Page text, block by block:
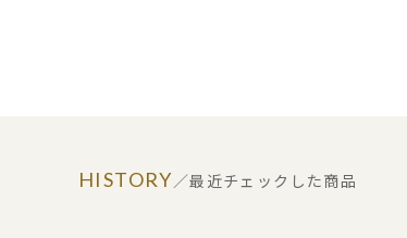
HISTORY／最近チェックした商品